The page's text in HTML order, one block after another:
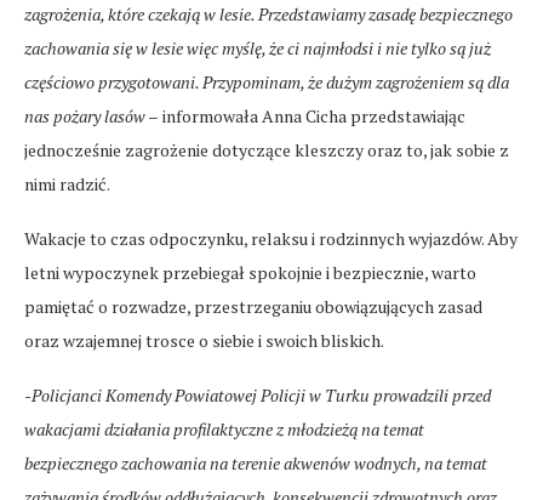
zagrożenia, które czekają w lesie. Przedstawiamy zasadę bezpiecznego
zachowania się w lesie więc myślę, że ci najmłodsi i nie tylko są już
częściowo przygotowani. Przypominam, że dużym zagrożeniem są dla
nas pożary lasów – informowała Anna Cicha przedstawiając
jednocześnie zagrożenie dotyczące kleszczy oraz to, jak sobie z
nimi radzić.
Wakacje to czas odpoczynku, relaksu i rodzinnych wyjazdów. Aby
letni wypoczynek przebiegał spokojnie i bezpiecznie, warto
pamiętać o rozwadze, przestrzeganiu obowiązujących zasad
oraz wzajemnej trosce o siebie i swoich bliskich.
-Policjanci Komendy Powiatowej Policji w Turku prowadzili przed
wakacjami działania profilaktyczne z młodzieżą na temat
bezpiecznego zachowania na terenie akwenów wodnych, na temat